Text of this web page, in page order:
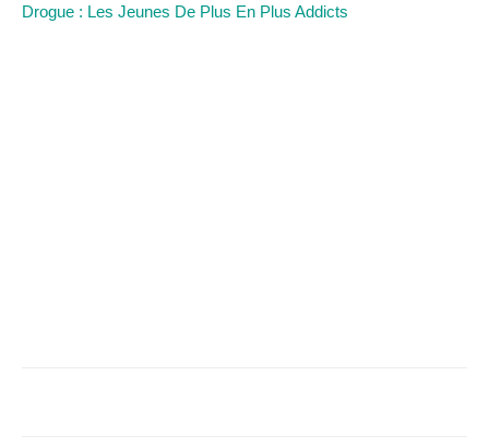
Drogue : Les Jeunes De Plus En Plus Addicts